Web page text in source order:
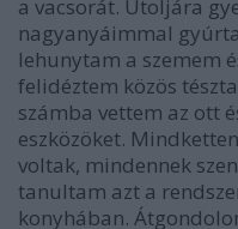
a vacsorát. Utoljára
nagyanyáimmal
lehunytam a szemem
felidéztem közös
számba vettem az ott
eszközöket.
voltak, mindennek
tanultam azt a
konyhában.